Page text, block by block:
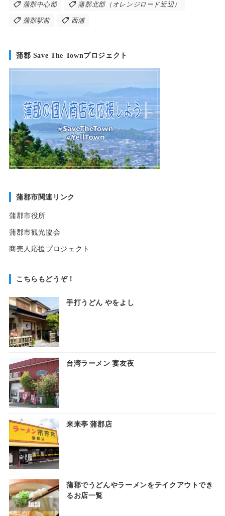
蒲郡中心部 蒲郡北部（オレンジロード近辺）
蒲郡駅前 西浦
蒲郡 Save The Townプロジェクト
蒲郡市関連リンク
蒲郡市役所
蒲郡市観光協会
商売人応援プロジェクト
こちらもどうぞ！
手打うどん やをよし
台湾ラーメン 宴友夜
来来亭 蒲郡店
蒲郡でうどんやラーメンをテイクアウトでき
るお店一覧